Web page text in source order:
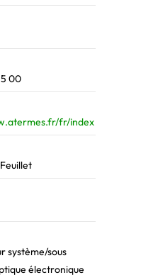
00
fr/index
système/sous
électronique